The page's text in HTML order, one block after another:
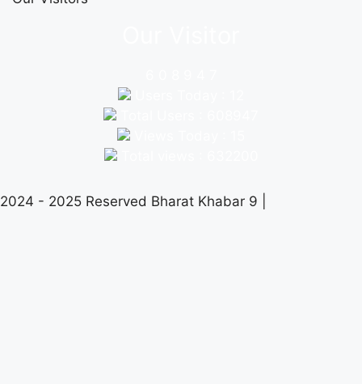
Total views : 632200
2024 - 2025 Reserved Bharat Khabar 9 |